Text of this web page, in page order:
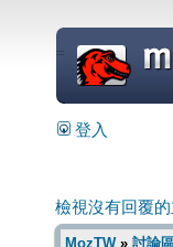
=
登入
檢視沒有回覆的
MozTW» 討論